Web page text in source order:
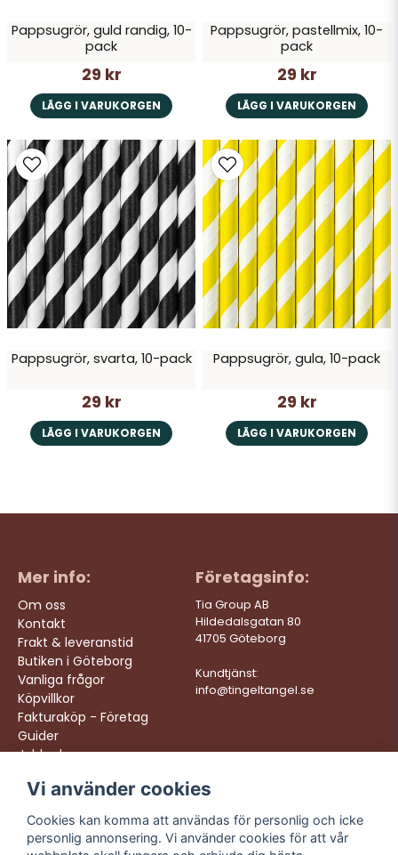
Pappsugrör, guld randig, 10-
pack
29 kr
LÄGG I VARUKORGEN
Pappsugrör, pastellmix, 10-
pack
29 kr
LÄGG I VARUKORGEN
Pappsugrör, svarta, 10-pack
29 kr
LÄGG I VARUKORGEN
Pappsugrör, gula, 10-pack
29 kr
LÄGG I VARUKORGEN
Mer info:
Om oss
Kontakt
Frakt & leveranstid
Butiken i Göteborg
Vanliga frågor
Köpvillkor
Fakturaköp - Företag
Guider
Jobba hos oss
Företagsinfo:
Tia Group AB
Hildedalsgatan 80
41705 Göteborg
Kundtjänst:
info@tingeltangel.se
Följ oss:
Instagram
Facebook
Vi levererar:
Snabba leveranser
Trygga köp
Vi använder cookies
Cookies kan komma att användas för personlig och icke
personlig annonsering. Vi använder cookies för att vår